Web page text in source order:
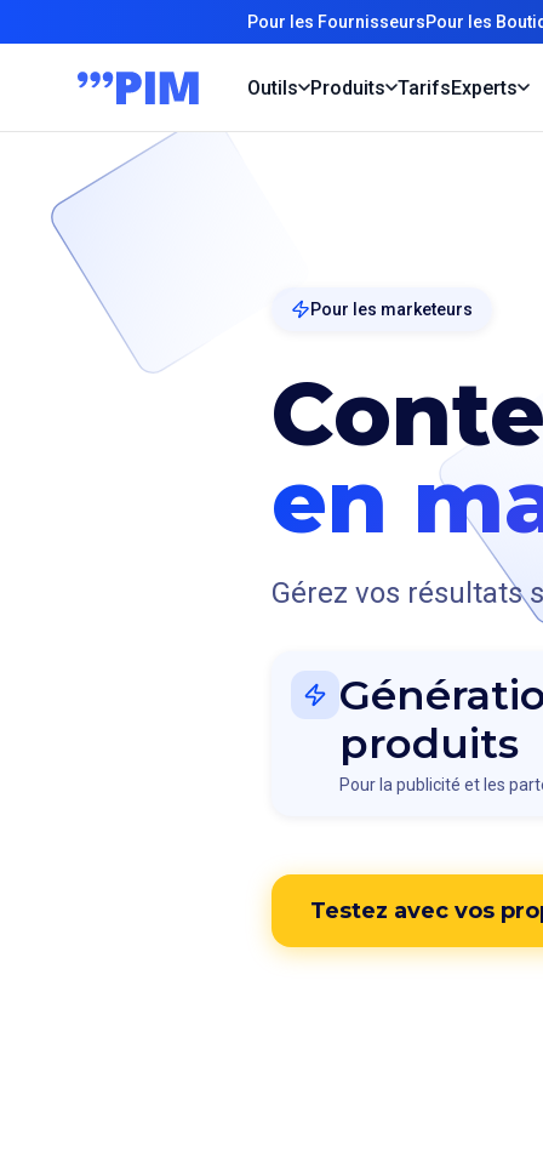
Pour les FournisseursPour les
Outils Produits TarifsExperts
Pour les marketeurs
en
Gérez vos résultats
produits
Pour la publicité et les
Testez avec vos